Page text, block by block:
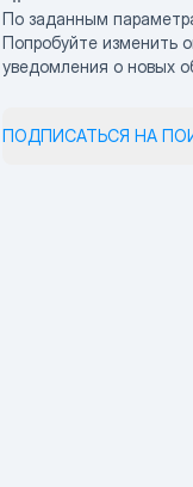
По заданным
Попробуйте изменить
уведомления о новых
ПОДПИСАТЬСЯ НА